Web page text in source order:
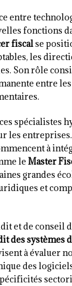
entre
fonctions
fiscalse
les
Son rôle
entre
spécialistes
les
à
le Master
grandes
et
et de conseil
des systèmes
à évaluer
des